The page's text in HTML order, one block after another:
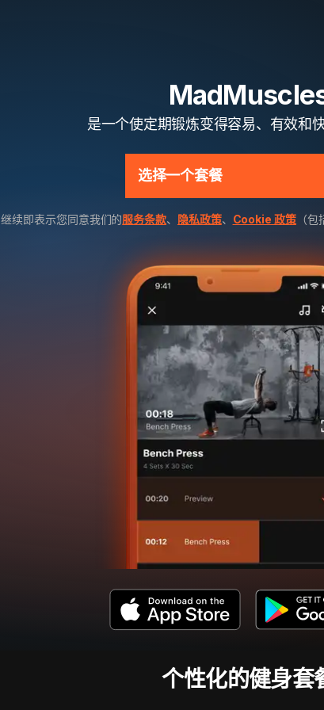
是一个使定期锻炼变得容易、有效和
选择一个套餐
继续即表示您同意我们的服务条款、 隐私政策、 Cookie 政策（包
个性化的健身套